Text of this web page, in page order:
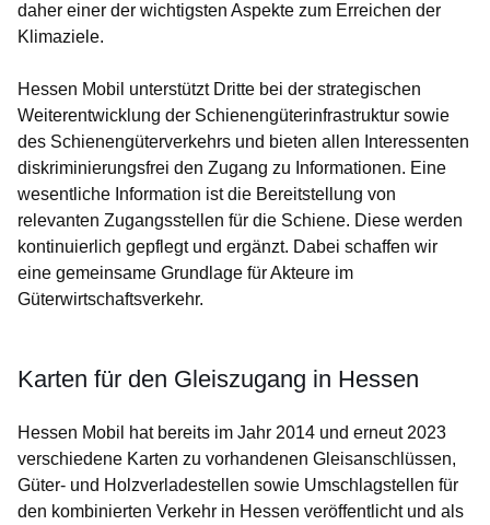
daher einer der wichtigsten Aspekte zum Erreichen der
Klimaziele.
Hessen Mobil unterstützt Dritte bei der strategischen
Weiterentwicklung der Schienengüterinfrastruktur sowie
des Schienengüterverkehrs und bieten allen Interessenten
diskriminierungsfrei den Zugang zu Informationen. Eine
wesentliche Information ist die Bereitstellung von
relevanten Zugangsstellen für die Schiene. Diese werden
kontinuierlich gepflegt und ergänzt. Dabei schaffen wir
eine gemeinsame Grundlage für Akteure im
Güterwirtschaftsverkehr.
Karten für den Gleiszugang in Hessen
Hessen Mobil hat bereits im Jahr 2014 und erneut 2023
verschiedene Karten zu vorhandenen Gleisanschlüssen,
Güter- und Holzverladestellen sowie Umschlagstellen für
den kombinierten Verkehr in Hessen veröffentlicht und als